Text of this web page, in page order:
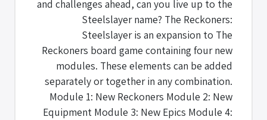
and challenges ahead, can you live up to the
Steelslayer name? The Reckoners:
Steelslayer is an expansion to The
Reckoners board game containing four new
modules. These elements can be added
separately or together in any combination.
Module 1: New Reckoners Module 2: New
Equipment Module 3: New Epics Module 4: